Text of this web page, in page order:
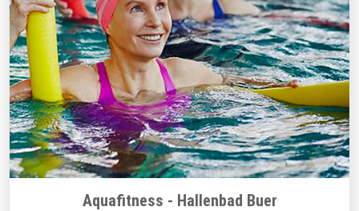
Aquafitness - Hallenbad Buer